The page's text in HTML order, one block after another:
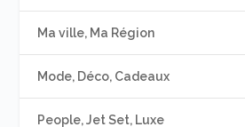
Ma ville, Ma Région
Mode, Déco, Cadeaux
People, Jet Set, Luxe